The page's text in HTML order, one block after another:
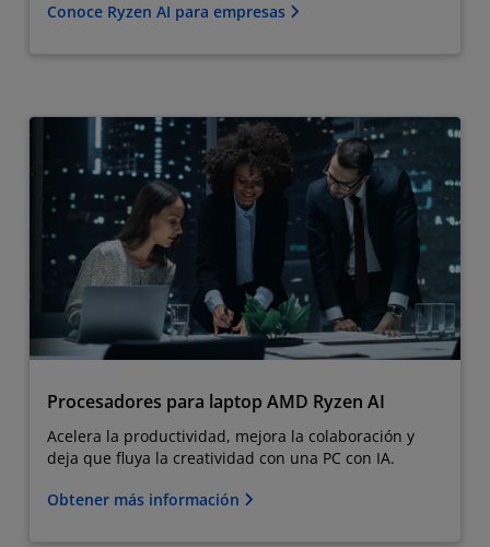
Conoce Ryzen AI para empresas
Procesadores para laptop AMD Ryzen AI
Acelera la productividad, mejora la colaboración y
deja que fluya la creatividad con una PC con IA.
Obtener más información